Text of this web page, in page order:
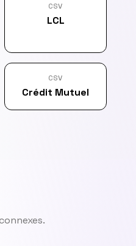
CSV
LCL
CSV
Crédit Mutuel